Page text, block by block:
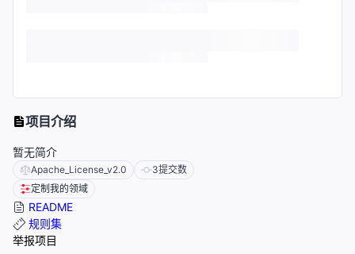
项目介绍
暂无简介
Apache_License_v2.0 3提交数
定制我的领域
README
规则集
举报项目